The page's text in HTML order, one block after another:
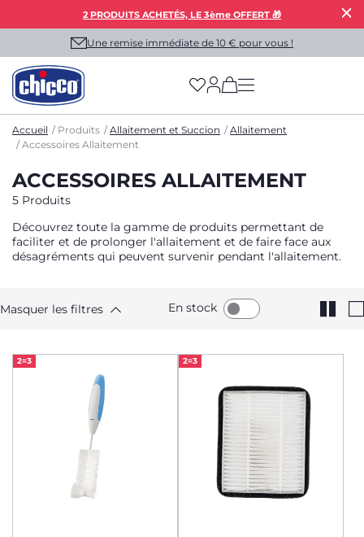
2 PRODUITS ACHETÉS, LE 3ème OFFERT 🎁
Une remise immédiate de 10 € pour vous !
(has more options
Accueil Produits Allaitement et Succion
Allaitement
Accessoires Allaitement
ACCESSOIRES ALLAITEMENT
5 Produits
Découvrez toute la gamme de produits permettant de
faciliter et de prolonger l'allaitement et de faire face aux
désagréments qui peuvent survenir pendant l'allaitement.
Masquer les filtres En stock
2=3 2=3